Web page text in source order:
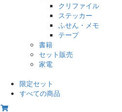
クリファイル
ステッカー
ふせん・メモ
テープ
書籍
セット販売
家電
限定セット
すべての商品